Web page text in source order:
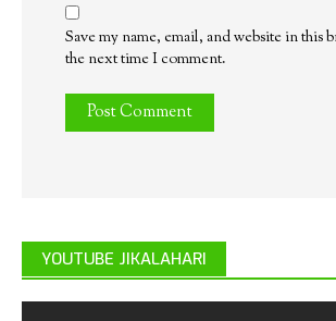
Save my name, email, and website in this
the next time I comment.
YOUTUBE JIKALAHARI